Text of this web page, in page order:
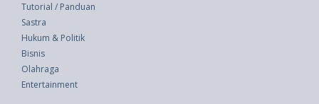
Tutorial / Panduan
Sastra
Hukum & Politik
Bisnis
Olahraga
Entertainment